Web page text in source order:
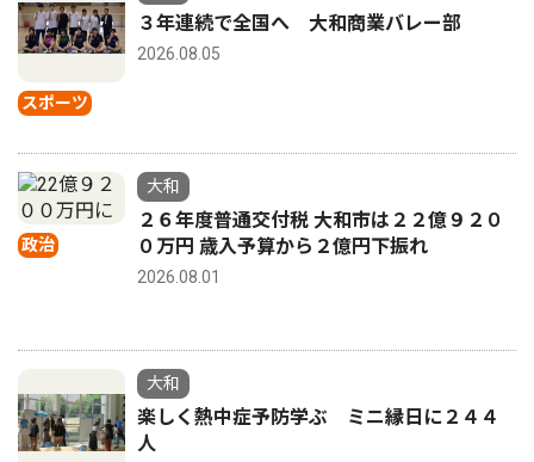
スポーツ
３年連続で全国へ 大和商業バレー部
2026.08.05
政治
大和
２６年度普通交付税 大和市は２２億９２０
０万円 歳入予算から２億円下振れ
2026.08.01
大和
楽しく熱中症予防学ぶ ミニ縁日に２４４
人